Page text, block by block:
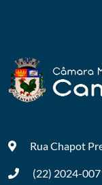
Rua Chapot
(22) 2024-